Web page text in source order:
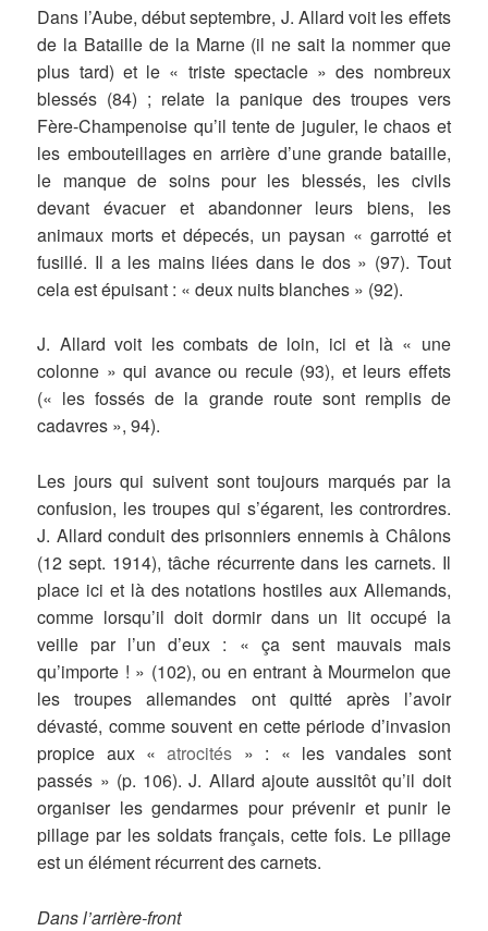
Dans l’Aube, début septembre, J. Allard voit les effets
de la Bataille de la Marne (il ne sait la nommer que
plus tard) et le « triste spectacle » des nombreux
blessés (84) ; relate la panique des troupes vers
Fère-Champenoise qu’il tente de juguler, le chaos et
les embouteillages en arrière d’une grande bataille,
le manque de soins pour les blessés, les civils
devant évacuer et abandonner leurs biens, les
animaux morts et dépecés, un paysan « garrotté et
fusillé. Il a les mains liées dans le dos » (97). Tout
cela est épuisant : « deux nuits blanches » (92).
J. Allard voit les combats de loin, ici et là « une
colonne » qui avance ou recule (93), et leurs effets
(« les fossés de la grande route sont remplis de
cadavres », 94).
Les jours qui suivent sont toujours marqués par la
confusion, les troupes qui s’égarent, les contrordres.
J. Allard conduit des prisonniers ennemis à Châlons
(12 sept. 1914), tâche récurrente dans les carnets. Il
place ici et là des notations hostiles aux Allemands,
comme lorsqu’il doit dormir dans un lit occupé la
veille par l’un d’eux : « ça sent mauvais mais
qu’importe ! » (102), ou en entrant à Mourmelon que
les troupes allemandes ont quitté après l’avoir
dévasté, comme souvent en cette période d’invasion
propice aux «atrocités » : « les vandales sont
passés » (p. 106). J. Allard ajoute aussitôt qu’il doit
organiser les gendarmes pour prévenir et punir le
pillage par les soldats français, cette fois. Le pillage
est un élément récurrent des carnets.
Dans l’arrière-front